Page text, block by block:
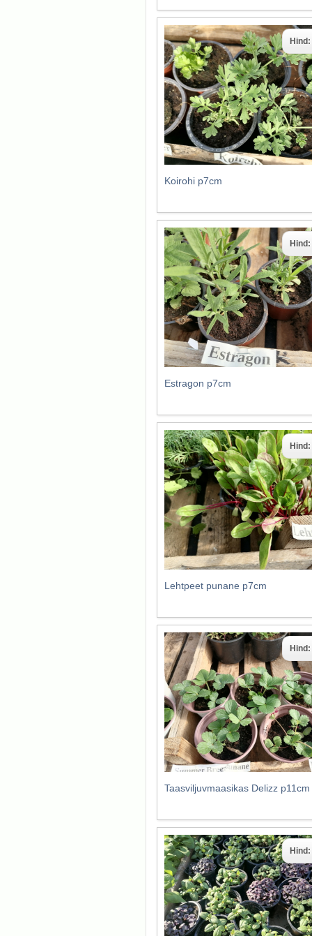
Koirohi p7cm
Hind:
Estragon p7cm
Hind:
Lehtpeet punane p7cm
Hind:
Taasviljuvmaasikas Delizz p11cm
Hind:
Hind: